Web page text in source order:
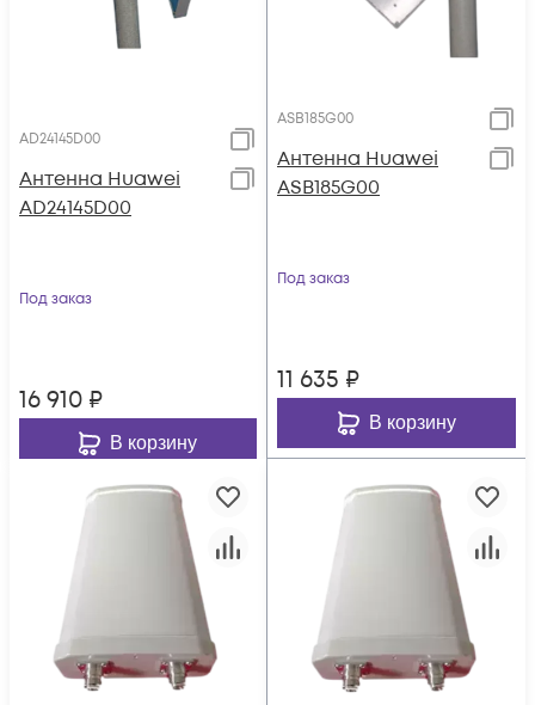
AD24145D00
Антенна Huawei
AD24145D00
Под заказ
16 910 ₽
В корзину
ASB185G00
Антенна Huawei
ASB185G00
Под заказ
11 635 ₽
В корзину